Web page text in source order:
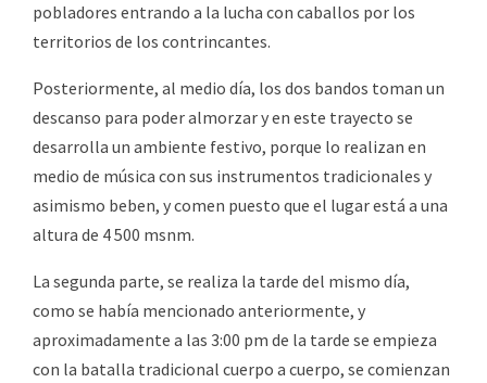
pobladores entrando a la lucha con caballos por los
territorios de los contrincantes.
Posteriormente, al medio día, los dos bandos toman un
descanso para poder almorzar y en este trayecto se
desarrolla un ambiente festivo, porque lo realizan en
medio de música con sus instrumentos tradicionales y
asimismo beben, y comen puesto que el lugar está a una
altura de 4 500 msnm.
La segunda parte, se realiza la tarde del mismo día,
como se había mencionado anteriormente, y
aproximadamente a las 3:00 pm de la tarde se empieza
con la batalla tradicional cuerpo a cuerpo, se comienzan